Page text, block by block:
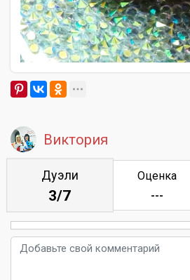
Виктория
Дуэли
3/7
Оценка
---